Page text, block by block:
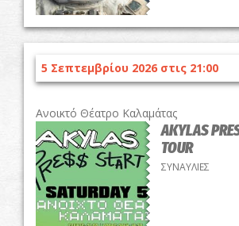
5 Σεπτεμβρίου 2026 στις 21:00
Ανοικτό Θέατρο Καλαμάτας
AKYLAS
TOUR
ΣΥΝΑΥΛΙΕΣ